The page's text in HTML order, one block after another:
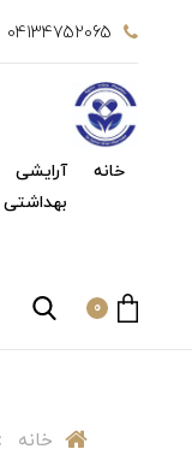
04134752065
خانه
آرایشی
بهداشتی
0
خانه